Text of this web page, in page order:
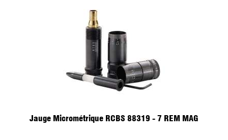
Jauge Micrométrique RCBS 88319 - 7 REM MAG